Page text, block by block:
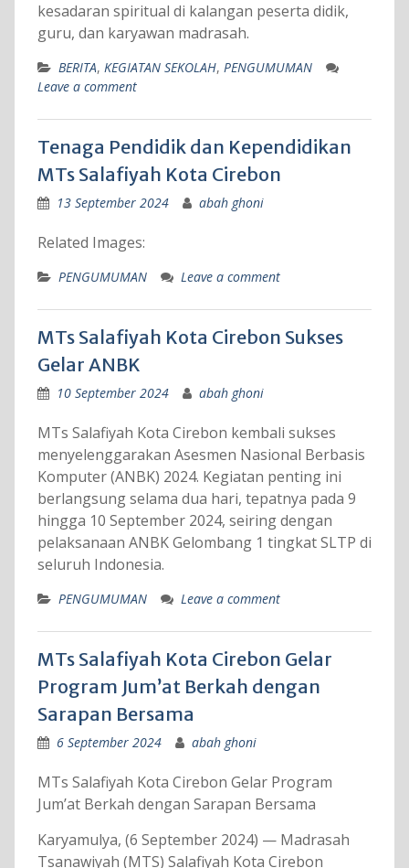
kesadaran spiritual di kalangan peserta didik,
guru, dan karyawan madrasah.
BERITA, KEGIATAN SEKOLAH, PENGUMUMAN
Leave a comment
Tenaga Pendidik dan Kependidikan
MTs Salafiyah Kota Cirebon
13 September 2024 abah ghoni
Related Images:
PENGUMUMAN Leave a comment
MTs Salafiyah Kota Cirebon Sukses
Gelar ANBK
10 September 2024 abah ghoni
MTs Salafiyah Kota Cirebon kembali sukses
menyelenggarakan Asesmen Nasional Berbasis
Komputer (ANBK) 2024. Kegiatan penting ini
berlangsung selama dua hari, tepatnya pada 9
hingga 10 September 2024, seiring dengan
pelaksanaan ANBK Gelombang 1 tingkat SLTP di
seluruh Indonesia.
PENGUMUMAN Leave a comment
MTs Salafiyah Kota Cirebon Gelar
Program Jum’at Berkah dengan
Sarapan Bersama
6 September 2024 abah ghoni
MTs Salafiyah Kota Cirebon Gelar Program
Jum’at Berkah dengan Sarapan Bersama
Karyamulya, (6 September 2024) — Madrasah
Tsanawiyah (MTS) Salafiyah Kota Cirebon